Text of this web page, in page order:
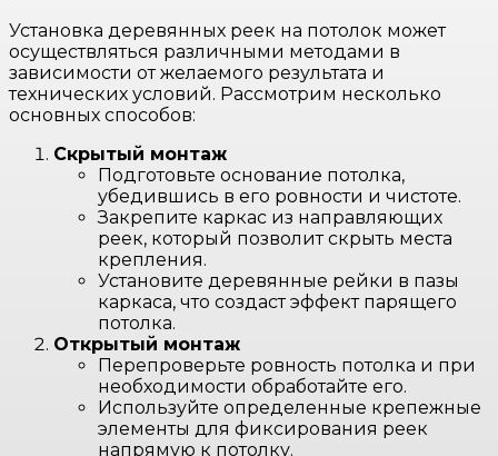
Установка деревянных реек на потолок может
осуществляться различными методами в
зависимости от желаемого результата и
технических условий. Рассмотрим несколько
основных способов:
Скрытый монтаж
Подготовьте основание потолка,
убедившись в его ровности и чистоте.
Закрепите каркас из направляющих
реек, который позволит скрыть места
крепления.
Установите деревянные рейки в пазы
каркаса, что создаст эффект парящего
потолка.
Открытый монтаж
Перепроверьте ровность потолка и при
необходимости обработайте его.
Используйте определенные крепежные
элементы для фиксирования реек
напрямую к потолку.